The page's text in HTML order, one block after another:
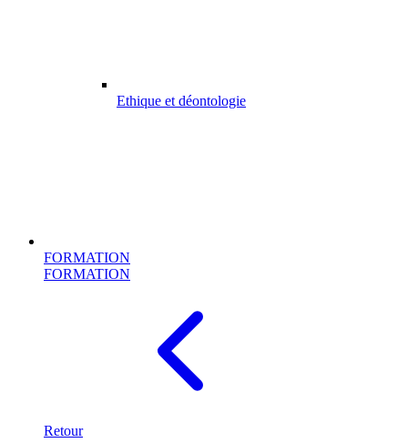
Ethique et déontologie
FORMATION
FORMATION
Retour